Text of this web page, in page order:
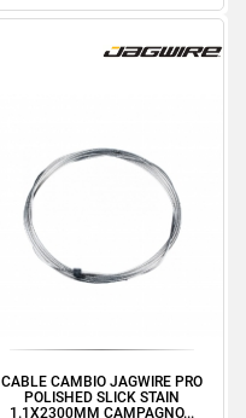
CABLE CAMBIO JAGWIRE PRO
POLISHED SLICK STAIN
1.1X2300MM CAMPAGNO...